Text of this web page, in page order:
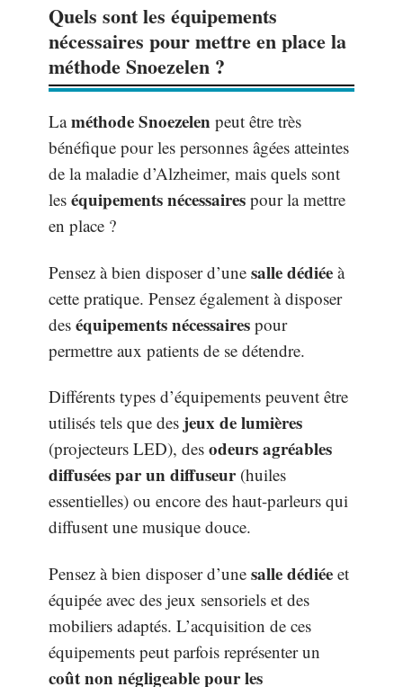
Quels sont les équipements
nécessaires pour mettre en place la
méthode Snoezelen ?
Laméthode Snoezelen peut être très
bénéfique pour les personnes âgées atteintes
de la maladie d’Alzheimer, mais quels sont
les équipements nécessaires pour la mettre
en place ?
Pensez à bien disposer d’une salle dédiée à
cette pratique. Pensez également à disposer
des équipements nécessaires pour
permettre aux patients de se détendre.
Différents types d’équipements peuvent être
utilisés tels que des jeux de lumières
(projecteurs LED), des odeurs agréables
diffusées par un diffuseur(huiles
essentielles) ou encore des haut-parleurs qui
diffusent une musique douce.
Pensez à bien disposer d’une salle dédiée et
équipée avec des jeux sensoriels et des
mobiliers adaptés. L’acquisition de ces
équipements peut parfois représenter un
coût non négligeable pour les